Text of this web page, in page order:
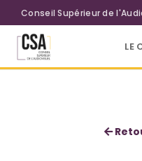
Aller au contenu principal
Conseil Supérieur de
LE
Proximus TV